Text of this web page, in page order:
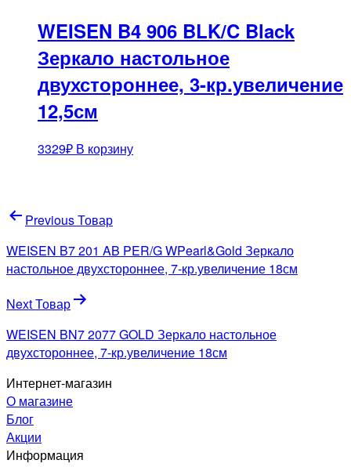
WEISEN B4 906 BLK/C Black
Зеркало настольное
двухстороннее, 3-кр.увеличение
12,5см
3329₽ В корзину
Навигация
по
записям
Previous Товар
WEISEN B7 201 AB PER/G WPearl&Gold Зеркало
настольное двухстороннее, 7-кр.увеличение 18см
Next Товар
WEISEN BN7 2077 GOLD Зеркало настольное
двухстороннее, 7-кр.увеличение 18см
Интернет-магазин
О магазине
Блог
Акции
Информация